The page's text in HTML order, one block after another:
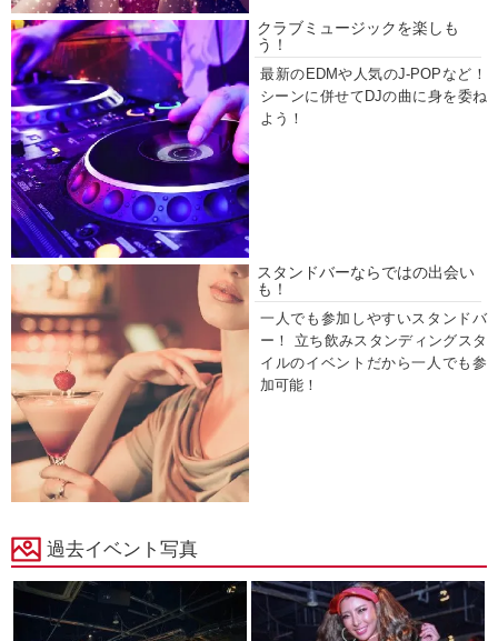
クラブミュージックを楽しも
う！
最新のEDMや人気のJ-POPなど！
シーンに併せてDJの曲に身を委ね
よう！
スタンドバーならではの出会い
も！
一人でも参加しやすいスタンドバ
ー！ 立ち飲みスタンディングスタ
イルのイベントだから一人でも参
加可能！
過去イベント写真